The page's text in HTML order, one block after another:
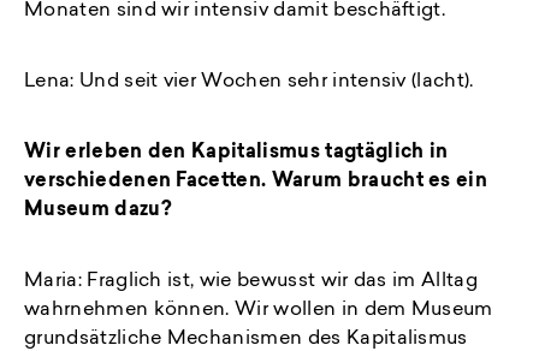
Monaten sind wir intensiv damit beschäftigt.
Lena: Und seit vier Wochen sehr intensiv (lacht).
Wir erleben den Kapitalismus tagtäglich in
verschiedenen Facetten. Warum braucht es ein
Museum dazu?
Maria: Fraglich ist, wie bewusst wir das im Alltag
wahrnehmen können. Wir wollen in dem Museum
grundsätzliche Mechanismen des Kapitalismus